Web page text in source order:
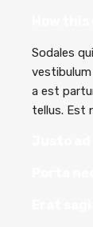
Sodales
a est
tellus. Est